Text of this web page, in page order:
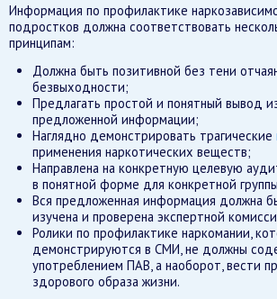
Информация по профилактике
подростков должна соответствовать
принципам:
Должна быть позитивной без тени
безвыходности;
Предлагать простой и понятный вывод
предложенной информации;
Наглядно демонстрировать трагические
применения наркотических веществ;
Направлена на конкретную целевую
в понятной форме для конкретной
Вся предложенная информация должна
изучена и проверена экспертной
Ролики по профилактике наркомании,
демонстрируются в СМИ, не должны
употреблением ПАВ, а наоборот, вести
здорового образа жизни.